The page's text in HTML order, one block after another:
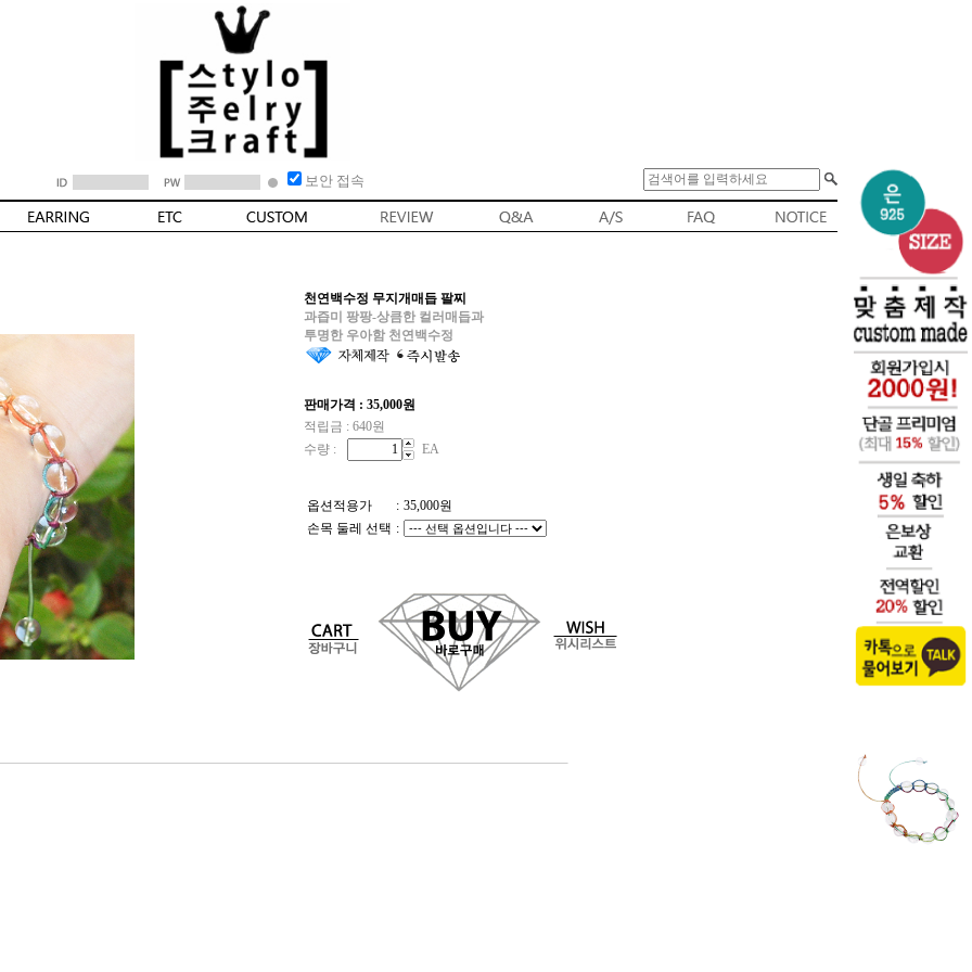
보안 접속
천연백수정 무지개매듭 팔찌
과즙미 팡팡-상큼한 컬러매듭과
투명한 우아함 천연백수정
판매가격 : 35,000원
적립금 : 640원
수량 :
EA
옵션적용가 : 35,000원
손목 둘레 선택 :